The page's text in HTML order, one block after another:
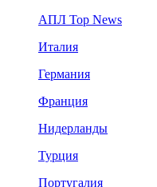
АПЛ Top News
Италия
Германия
Франция
Нидерланды
Турция
Португалия